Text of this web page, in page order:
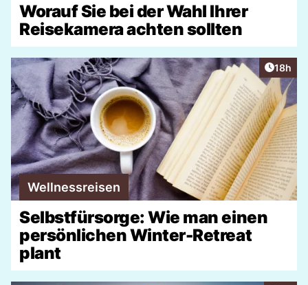
Worauf Sie bei der Wahl Ihrer
Reisekamera achten sollten
Artikel
18h
Wellnessreisen
Selbstfürsorge: Wie man einen
persönlichen Winter-Retreat
plant